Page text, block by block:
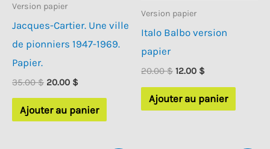
Version papier
Jacques-Cartier. Une ville
de pionniers 1947-1969.
Papier.
35.00$ Le
était :
20.00 $Le
actuel
est :
Ajouter au panier
Version papier
Italo Balbo version
papier
20.00$ Le
était :
12.00 $Le
actuel
est :
Ajouter au panier